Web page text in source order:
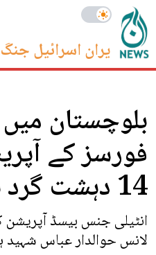
ایران اسرائیل جنگ
بلوچستان
فورسز کے
14 دہشت گرد ہلاک
انٹیلی جنس بیسڈ
لانس حوالدار عباس شہید